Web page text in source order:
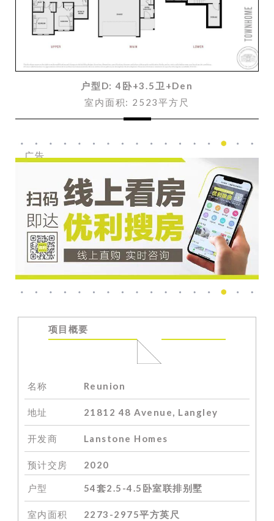
户型D: 4卧+3.5卫+Den
室内面积: 2523平方尺
广告
项目概要
名称 Reunion
地址 21812 48 Avenue, Langley
开发商 Lanstone Homes
预计交房 2020
户型 54套2.5-4.5卧室联排别墅
室内面积 2273-2975平方英尺